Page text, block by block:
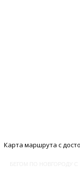
Карта маршрута с